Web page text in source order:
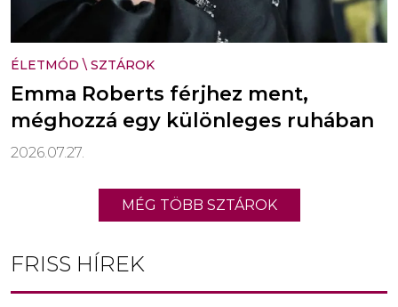
ÉLETMÓD \ SZTÁROK
Emma Roberts férjhez ment,
méghozzá egy különleges ruhában
2026.07.27.
MÉG TÖBB SZTÁROK
FRISS HÍREK